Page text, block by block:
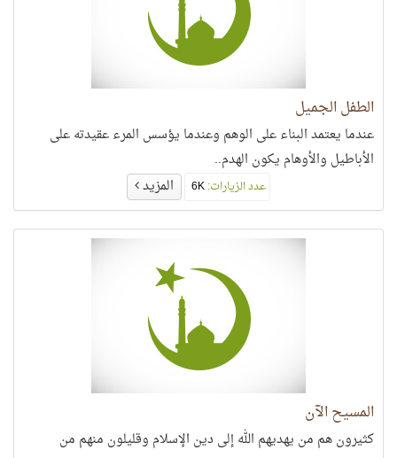
الطفل الجميل
عندما يعتمد البناء على الوهم وعندما يؤسس المرء عقيدته على
الأباطيل والأوهام يكون الهدم..
عدد الزيارات: المزيد
المسيح الآن
كثيرون هم من يهديهم الله إلى دين الإسلام وقليلون منهم من